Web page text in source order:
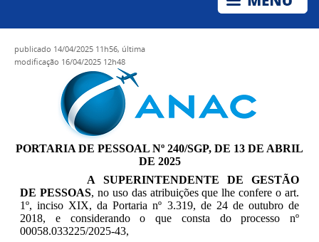
publicado 14/04/2025 11h56, última
modificação 16/04/2025 12h48
PORTARIA DE PESSOAL Nº 240/SGP, DE 13 DE ABRIL
DE 2025
A SUPERINTENDENTE DE GESTÃO
DE PESSOAS, no uso das atribuições que lhe confere o art.
1º, inciso XIX, da Portaria nº 3.319, de 24 de outubro de
2018, e considerando o que consta do processo nº
00058.033225/2025-43,